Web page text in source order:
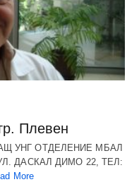
Плевен
УНГ ОТДЕЛЕНИЕ МБАЛ
ДАСКАЛ ДИМО 22, ТЕЛ:
More